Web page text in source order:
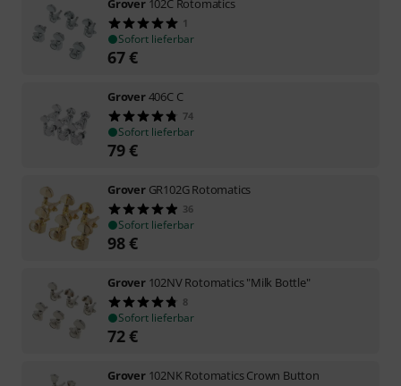
1
Sofort lieferbar
67€
Grover406C C
74
Sofort lieferbar
79€
Grover GR102G Rotomatics
36
Sofort lieferbar
98€
Grover 102NV Rotomatics "Milk Bottle"
8
Sofort lieferbar
72€
Grover 102NK Rotomatics Crown Button